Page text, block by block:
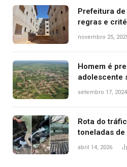
Prefeitura
regras e
seleção de
novembro 25,
Homem é
adolescente
estaca de
setembro 17, 2024
Rota do
toneladas de
apreendidas
abril 14, 2026